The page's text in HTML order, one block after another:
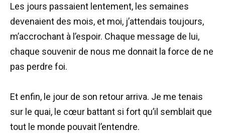
Les jours passaient lentement, les semaines
devenaient des mois, et moi, j’attendais toujours,
m’accrochant à l’espoir. Chaque message de lui,
chaque souvenir de nous me donnait la force de ne
pas perdre foi.
Et enfin, le jour de son retour arriva. Je me tenais
sur le quai, le cœur battant si fort qu’il semblait que
tout le monde pouvait l’entendre.